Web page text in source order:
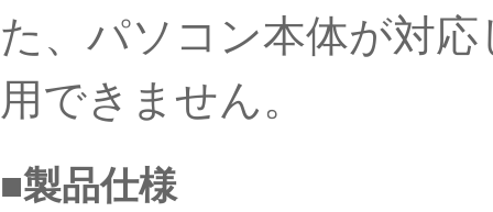
た、パソコン本体が対
用できません。
■製品仕様